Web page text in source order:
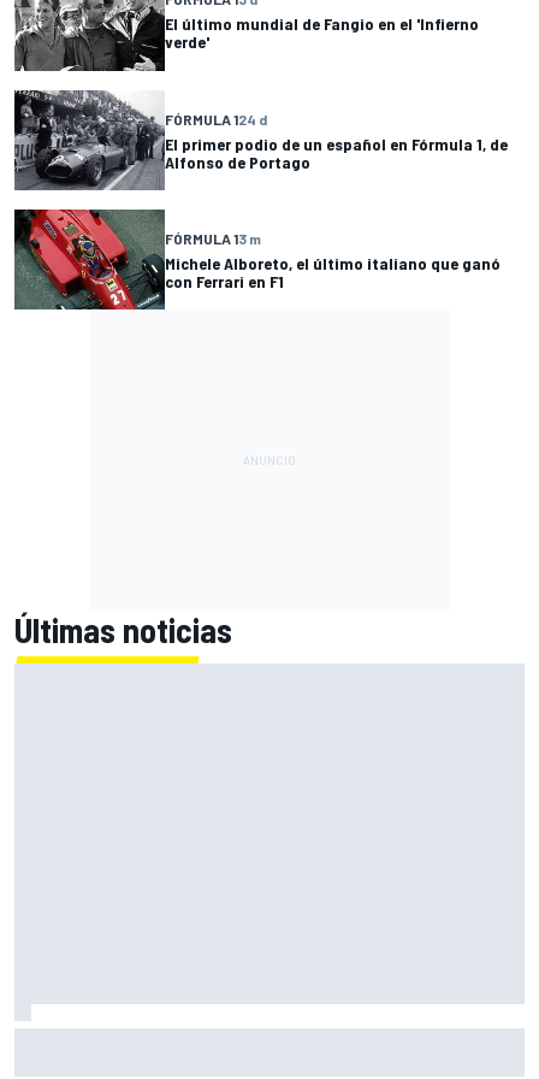
El último mundial de Fangio en el 'Infierno
verde'
FÓRMULA 124 d
El primer podio de un español en Fórmula 1, de
Alfonso de Portago
FÓRMULA 13 m
Michele Alboreto, el último italiano que ganó
con Ferrari en F1
Últimas noticias